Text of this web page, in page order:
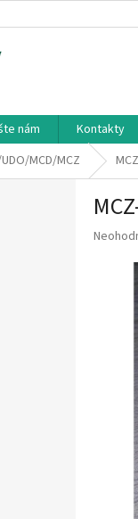
nám Kontakty
MCD/MCZ